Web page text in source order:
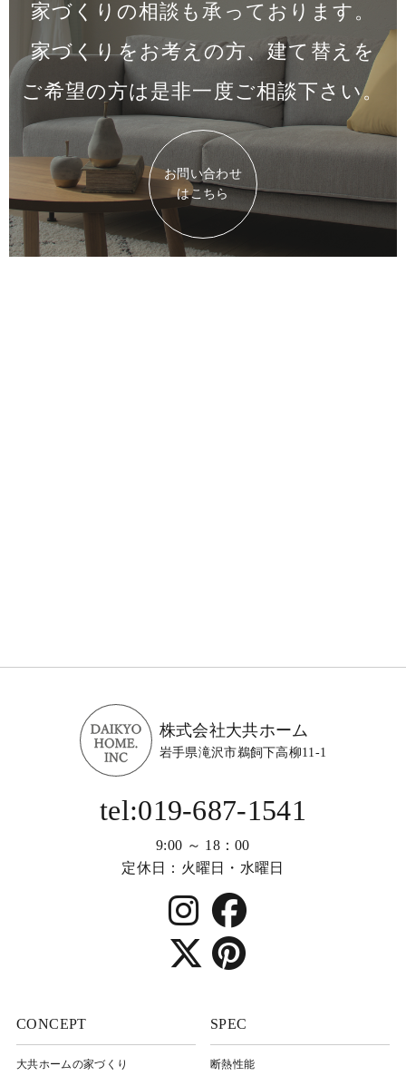
家づくりの相談も承っております。
家づくりをお考えの方、建て替えを
ご希望の方は是非一度ご相談下さい。
お問い合わせ
はこちら
株式会社大共ホーム
岩手県滝沢市鵜飼下高柳11-1
tel:019-687-1541
9:00 ～ 18：00
定休日：火曜日・水曜日
CONCEPT
大共ホームの家づくり
SPEC
断熱性能